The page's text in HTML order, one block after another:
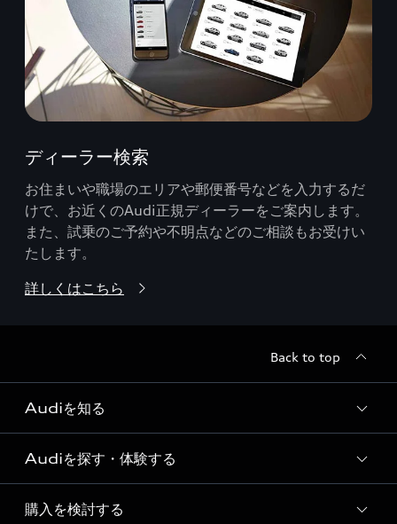
ディーラー検索
お住まいや職場のエリアや郵便番号などを入力するだ
けで、お近くのAudi正規ディーラーをご案内します。
また、試乗のご予約や不明点などのご相談もお受けい
たします。
詳しくはこちら
Back to top
Audiを知る
Audi ブランド
Story of Progress
Audiを探す・体験する
ディーラー検索
購入を検討する